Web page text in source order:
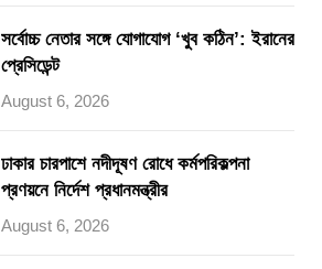
সর্বোচ্চ নেতার সঙ্গে যোগাযোগ ‘খুব কঠিন’: ইরানের
প্রেসিডেন্ট
August 6, 2026
ঢাকার চারপাশে নদীদূষণ রোধে কর্মপরিকল্পনা
প্রণয়নে নির্দেশ প্রধানমন্ত্রীর
August 6, 2026